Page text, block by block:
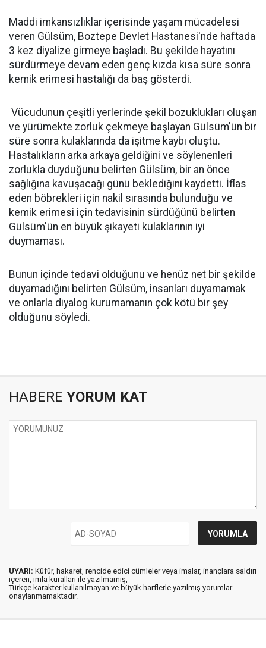
Maddi imkansızlıklar içerisinde yaşam mücadelesi
veren Gülsüm, Boztepe Devlet Hastanesi'nde haftada
3 kez diyalize girmeye başladı. Bu şekilde hayatını
sürdürmeye devam eden genç kızda kısa süre sonra
kemik erimesi hastalığı da baş gösterdi.
Vücudunun çeşitli yerlerinde şekil bozuklukları oluşan
ve yürümekte zorluk çekmeye başlayan Gülsüm'ün bir
süre sonra kulaklarında da işitme kaybı oluştu.
Hastalıkların arka arkaya geldiğini ve söylenenleri
zorlukla duyduğunu belirten Gülsüm, bir an önce
sağlığına kavuşacağı günü beklediğini kaydetti. İflas
eden böbrekleri için nakil sırasında bulunduğu ve
kemik erimesi için tedavisinin sürdüğünü belirten
Gülsüm'ün en büyük şikayeti kulaklarının iyi
duymaması.
Bunun içinde tedavi olduğunu ve henüz net bir şekilde
duyamadığını belirten Gülsüm, insanları duyamamak
ve onlarla diyalog kurumamanın çok kötü bir şey
olduğunu söyledi.
HABERE YORUM KAT
UYARI: Küfür, hakaret, rencide edici cümleler veya imalar, inançlara saldırı
içeren, imla kuralları ile yazılmamış,
Türkçe karakter kullanılmayan ve büyük harflerle yazılmış yorumlar
onaylanmamaktadır.